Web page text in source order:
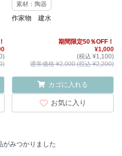
素材：陶器
作家物 建水
期間限定50％OFF！
¥1,000
(税込 ¥1,100)
通常価格 ¥2,000 (税込 ¥2,200)
カゴに入れる
お気に入り
がみつかりました